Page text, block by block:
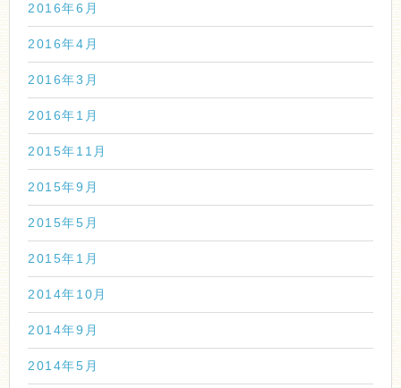
2016年6月
2016年4月
2016年3月
2016年1月
2015年11月
2015年9月
2015年5月
2015年1月
2014年10月
2014年9月
2014年5月